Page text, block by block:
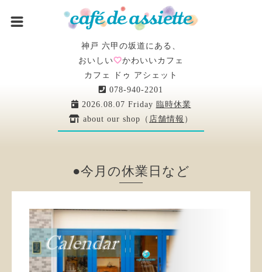
神戸 六甲の坂道にある、
おいしい
かわいいカフェ
カフェ ドゥ アシェット
078-940-2201
2026.08.07 Friday 臨時休業
about our shop（ 店舗情報 ）
●今月の休業日など